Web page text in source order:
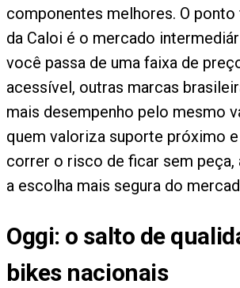
componentes melhores. O
da Caloi é o mercado
você passa de uma faixa de
acessível, outras marcas
mais desempenho pelo mesmo
quem valoriza suporte próximo
correr o risco de ficar sem peça,
a escolha mais segura do
Oggi: o salto de
bikes nacionais